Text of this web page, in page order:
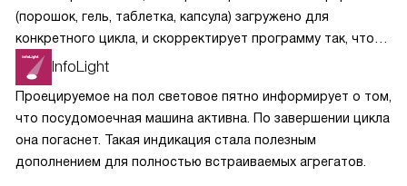
(порошок, гель, таблетка, капсула) загружено для
конкретного цикла, и скорректирует программу так, чтобы
химические вещества растворялись постепенно
и своевременно вступали в реакции.
InfoLight
Проецируемое на пол световое пятно информирует о том,
что посудомоечная машина активна. По завершении цикла
она погаснет. Такая индикация стала полезным
дополнением для полностью встраиваемых агрегатов.